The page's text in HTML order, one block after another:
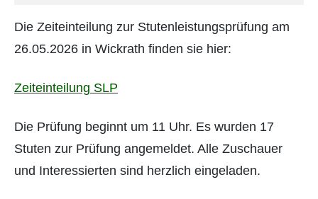
Die Zeiteinteilung zur Stutenleistungsprüfung am
26.05.2026 in Wickrath finden sie hier:
Zeiteinteilung SLP
Die Prüfung beginnt um 11 Uhr. Es wurden 17
Stuten zur Prüfung angemeldet. Alle Zuschauer
und Interessierten sind herzlich eingeladen.